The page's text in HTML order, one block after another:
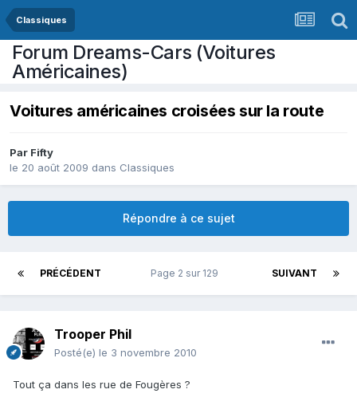
Classiques
Forum Dreams-Cars (Voitures
Américaines)
Voitures américaines croisées sur la route
Par Fifty
le 20 août 2009 dans Classiques
Répondre à ce sujet
PRÉCÉDENT SUIVANT
Page 2 sur 129
Trooper Phil
Posté(e) le 3 novembre 2010
Tout ça dans les rue de Fougères ?